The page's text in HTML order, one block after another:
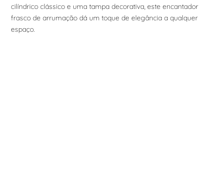
cilíndrico clássico e uma tampa decorativa, este encantador
frasco de arrumação dá um toque de elegância a qualquer
espaço.